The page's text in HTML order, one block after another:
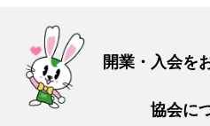
開業・入会を
協会に